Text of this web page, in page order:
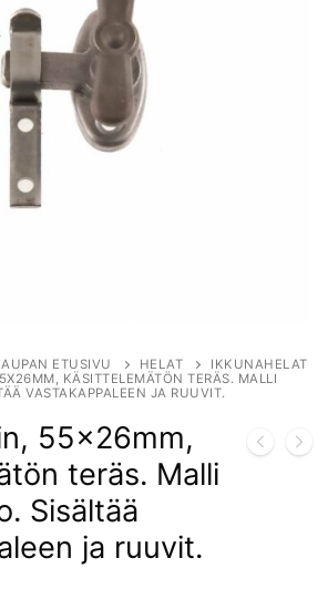
ETUSIVU HELAT
IKKUNAHELAT
KÄSITTELEMÄTÖN TERÄS. MALLI
VASTAKAPPALEEN JA RUUVIT.
55x26mm,
teräs. Malli
Sisältää
ja ruuvit.